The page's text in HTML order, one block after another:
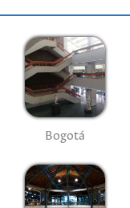
Bogotá